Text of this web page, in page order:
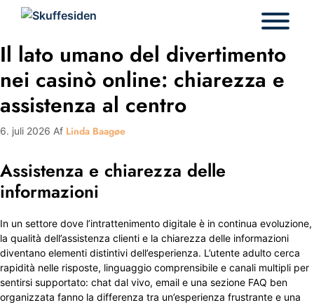
Il lato umano del divertimento
nei casinò online: chiarezza e
assistenza al centro
6. juli 2026 Af Linda Baagøe
Assistenza e chiarezza delle
informazioni
In un settore dove l’intrattenimento digitale è in continua evoluzione,
la qualità dell’assistenza clienti e la chiarezza delle informazioni
diventano elementi distintivi dell’esperienza. L’utente adulto cerca
rapidità nelle risposte, linguaggio comprensibile e canali multipli per
sentirsi supportato: chat dal vivo, email e una sezione FAQ ben
organizzata fanno la differenza tra un’esperienza frustrante e una